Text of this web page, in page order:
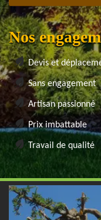
Nos
Devis et
Sans engagement
Artisan passionné
Prix imbattable
Travail de qualité